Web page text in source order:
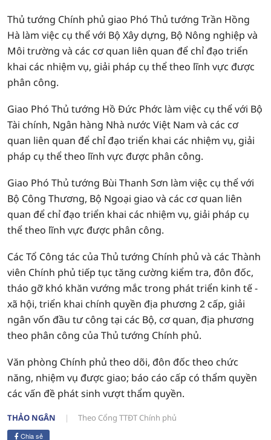
Thủ tướng Chính phủ giao Phó Thủ tướng Trần Hồng
Hà làm việc cụ thể với Bộ Xây dựng, Bộ Nông nghiệp và
Môi trường và các cơ quan liên quan để chỉ đạo triển
khai các nhiệm vụ, giải pháp cụ thể theo lĩnh vực được
phân công.
Giao Phó Thủ tướng Hồ Đức Phớc làm việc cụ thể với Bộ
Tài chính, Ngân hàng Nhà nước Việt Nam và các cơ
quan liên quan để chỉ đạo triển khai các nhiệm vụ, giải
pháp cụ thể theo lĩnh vực được phân công.
Giao Phó Thủ tướng Bùi Thanh Sơn làm việc cụ thể với
Bộ Công Thương, Bộ Ngoại giao và các cơ quan liên
quan để chỉ đạo triển khai các nhiệm vụ, giải pháp cụ
thể theo lĩnh vực được phân công.
Các Tổ Công tác của Thủ tướng Chính phủ và các Thành
viên Chính phủ tiếp tục tăng cường kiểm tra, đôn đốc,
tháo gỡ khó khăn vướng mắc trong phát triển kinh tế -
xã hội, triển khai chính quyền địa phương 2 cấp, giải
ngân vốn đầu tư công tại các Bộ, cơ quan, địa phương
theo phân công của Thủ tướng Chính phủ.
Văn phòng Chính phủ theo dõi, đôn đốc theo chức
năng, nhiệm vụ được giao; báo cáo cấp có thẩm quyền
các vấn đề phát sinh vượt thẩm quyền.
THẢO NGÂN Theo Cổng TTĐT Chính phủ
Chia sẻ